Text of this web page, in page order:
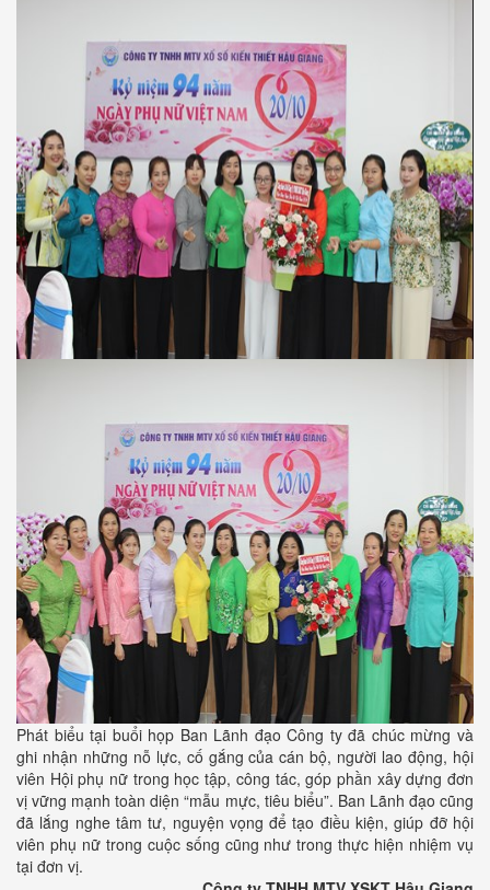
Phát biểu tại buổi họp Ban Lãnh đạo Công ty đã chúc mừng và
ghi nhận những nỗ lực, cố gắng của cán bộ, người lao động, hội
viên Hội phụ nữ trong học tập, công tác, góp phần xây dựng đơn
vị vững mạnh toàn diện “mẫu mực, tiêu biểu”. Ban Lãnh đạo cũng
đã lắng nghe tâm tư, nguyện vọng để tạo điều kiện, giúp đỡ hội
viên phụ nữ trong cuộc sống cũng như trong thực hiện nhiệm vụ
tại đơn vị.